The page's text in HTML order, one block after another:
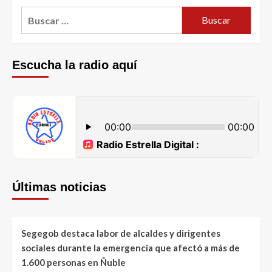
Escucha la radio aquí
Últimas noticias
Segegob destaca labor de alcaldes y dirigentes
sociales durante la emergencia que afectó a más de
1.600 personas en Ñuble